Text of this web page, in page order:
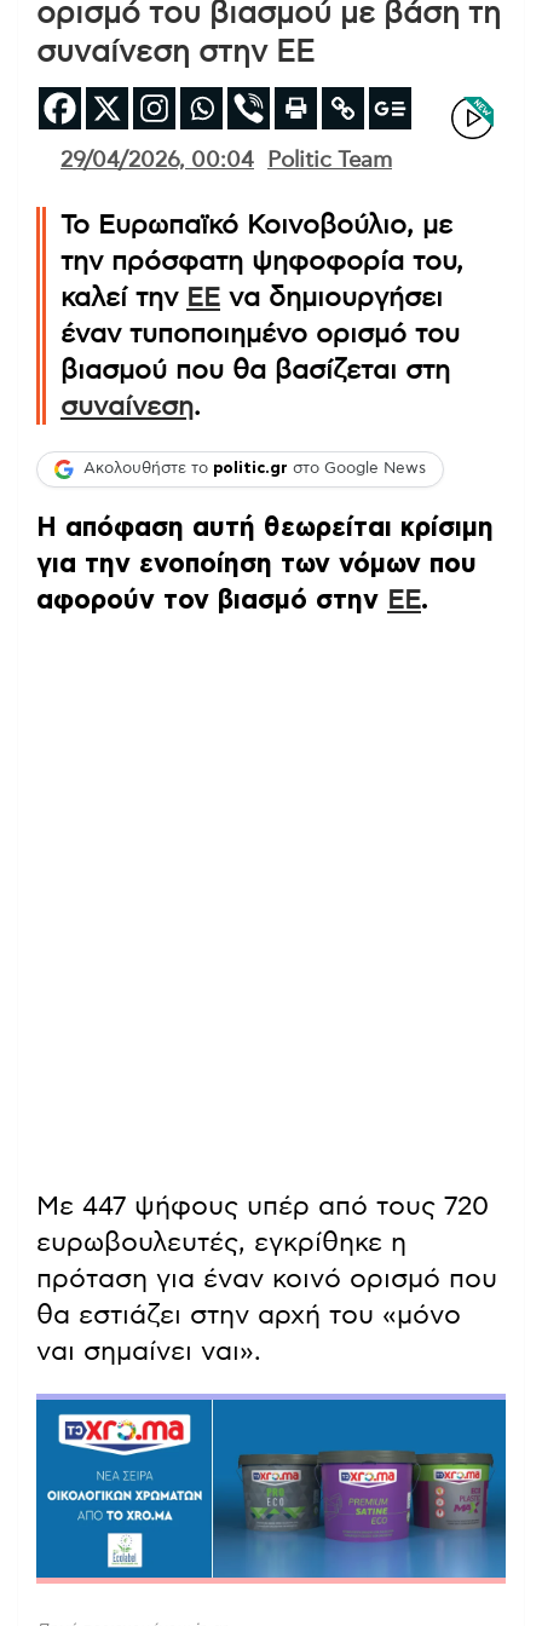
ορισμό του βιασμού με βάση τη
συναίνεση στην ΕΕ
29/04/2026, 00:04 Politic Team
Το Ευρωπαϊκό Κοινοβούλιο, με
την πρόσφατη ψηφοφορία του,
καλεί την ΕΕ να δημιουργήσει
έναν τυποποιημένο ορισμό του
βιασμού που θα βασίζεται στη
συναίνεση.
Ακολουθήστε το politic.gr στο Google News
Η απόφαση αυτή θεωρείται κρίσιμη
για την ενοποίηση των νόμων που
αφορούν τον βιασμό στην ΕΕ.
Με 447 ψήφους υπέρ από τους 720
ευρωβουλευτές, εγκρίθηκε η
πρόταση για έναν κοινό ορισμό που
θα εστιάζει στην αρχή του «μόνο
ναι σημαίνει ναι».